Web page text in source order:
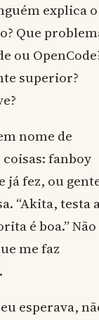
explica o
Que
ou
superior?
nome de
fanboy
já fez, ou
“Akita, testa
é boa.” Não
me faz
esperava,